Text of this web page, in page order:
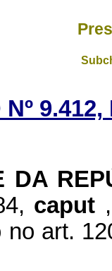
Nº
DA
caput
art.